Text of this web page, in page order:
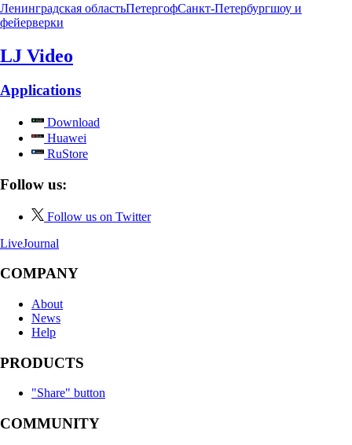
Мой сайт
Ленинградская область
LJ Video
Download
Huawei
About
News